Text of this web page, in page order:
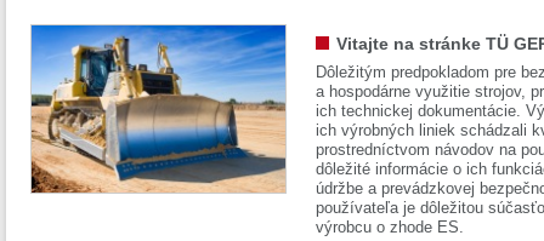
Vitajte na stránke TÜ
Dôležitým predpokladom pre
a hospodárne využitie strojov,
ich technickej dokumentácie.
ich výrobných liniek schádzali
prostredníctvom návodov na
dôležité informácie o ich
údržbe a prevádzkovej
používateľa je dôležitou
výrobcu o zhode ES.